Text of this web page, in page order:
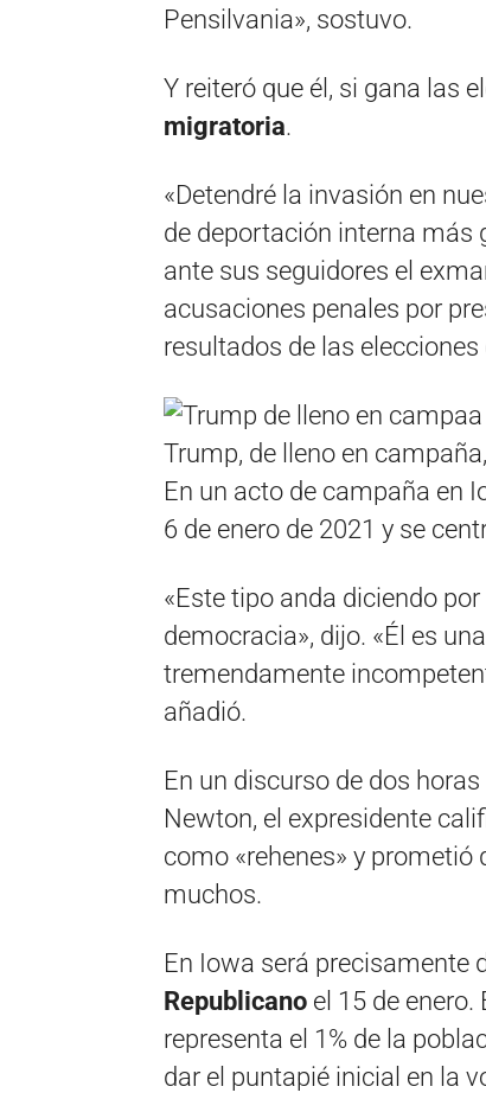
Pensilvania», sostuvo.
Y reiteró que él, si gana las
migratoria.
«Detendré la invasión en
de deportación interna más
ante sus seguidores el
acusaciones penales por
resultados de las elecciones
Trump, de lleno en
En un acto de campaña en
6 de enero de 2021 y se
«Este tipo anda diciendo
democracia», dijo. «Él es
tremendamente
añadió.
En un discurso de dos
Newton, el expresidente
como «rehenes» y prometió
muchos.
En Iowa será precisamente
Republicano el 15 de
representa el 1% de la
dar el puntapié inicial en la